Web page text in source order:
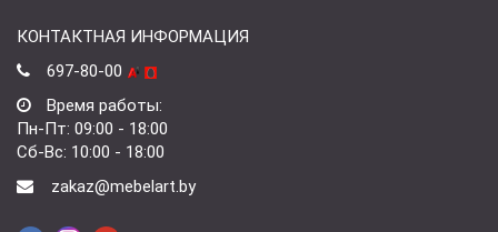
КОНТАКТНАЯ ИНФОРМАЦИЯ
697-80-00
Время работы:
Пн-Пт: 09:00 - 18:00
Сб-Вс: 10:00 - 18:00
zakaz@mebelart.by